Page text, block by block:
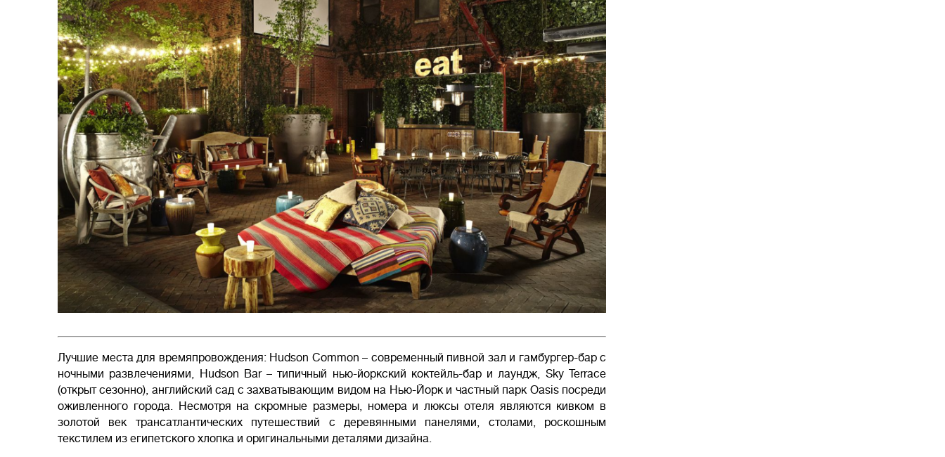
Лучшие места для времяпровождения: Hudson Common – современный пивной зал и гамбургер-бар с
ночными развлечениями, Hudson Bar – типичный нью-йоркский коктейль-бар и лаундж, Sky Terrace
(открыт сезонно), английский сад с захватывающим видом на Нью-Йорк и частный парк Oasis посреди
оживленного города. Несмотря на скромные размеры, номера и люксы отеля являются кивком в
золотой век трансатлантических путешествий с деревянными панелями, столами, роскошным
текстилем из египетского хлопка и оригинальными деталями дизайна.